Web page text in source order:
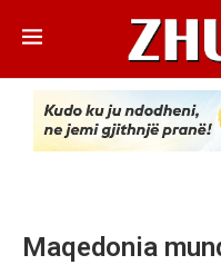
Maqedonia